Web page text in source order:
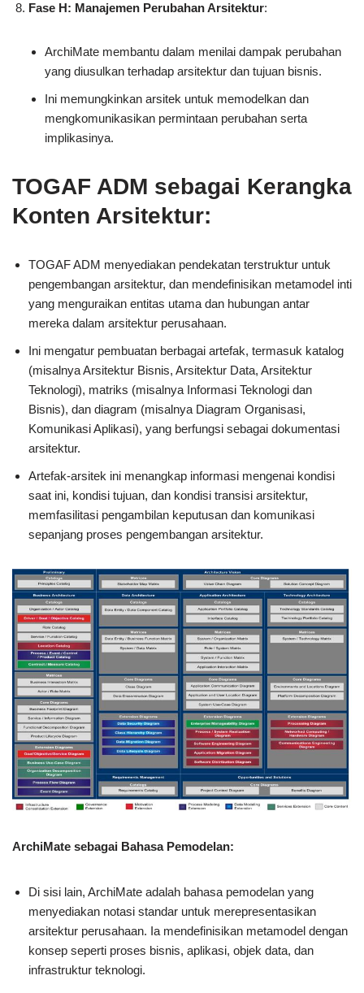
Fase H: Manajemen Perubahan Arsitektur:
ArchiMate membantu dalam menilai dampak perubahan
yang diusulkan terhadap arsitektur dan tujuan bisnis.
Ini memungkinkan arsitek untuk memodelkan dan
mengkomunikasikan permintaan perubahan serta
implikasinya.
TOGAF ADM sebagai Kerangka
Konten Arsitektur:
TOGAF ADM menyediakan pendekatan terstruktur untuk
pengembangan arsitektur, dan mendefinisikan metamodel inti
yang menguraikan entitas utama dan hubungan antar
mereka dalam arsitektur perusahaan.
Ini mengatur pembuatan berbagai artefak, termasuk katalog
(misalnya Arsitektur Bisnis, Arsitektur Data, Arsitektur
Teknologi), matriks (misalnya Informasi Teknologi dan
Bisnis), dan diagram (misalnya Diagram Organisasi,
Komunikasi Aplikasi), yang berfungsi sebagai dokumentasi
arsitektur.
Artefak-arsitek ini menangkap informasi mengenai kondisi
saat ini, kondisi tujuan, dan kondisi transisi arsitektur,
memfasilitasi pengambilan keputusan dan komunikasi
sepanjang proses pengembangan arsitektur.
ArchiMate sebagai Bahasa Pemodelan:
Di sisi lain, ArchiMate adalah bahasa pemodelan yang
menyediakan notasi standar untuk merepresentasikan
arsitektur perusahaan. Ia mendefinisikan metamodel dengan
konsep seperti proses bisnis, aplikasi, objek data, dan
infrastruktur teknologi.